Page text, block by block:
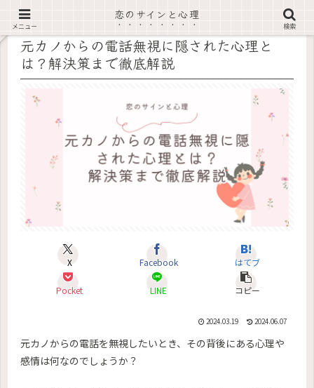
記事内に広告あり
元カノからの電話無視に隠された心理と
は？解決策まで徹底解説
X Facebook はてブ
Pocket LINE コピー
2024.03.19 2024.06.07
元カノからの電話を無視したいとき、その背後にある心理や
感情は何なのでしょうか？
メニュー
恋のサインと心理
検索